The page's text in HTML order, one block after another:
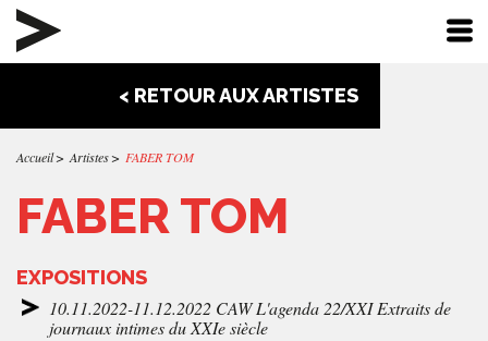
< RETOUR AUX ARTISTES
Accueil Artistes FABER TOM
FABER TOM
EXPOSITIONS
10.11.2022-11.12.2022 CAW L'agenda 22/XXI Extraits de
journaux intimes du XXIe siècle